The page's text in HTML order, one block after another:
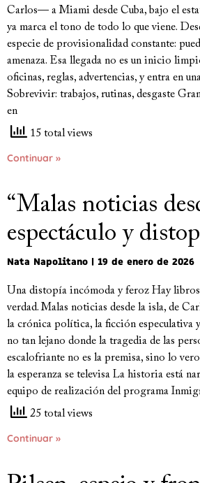
Carlos— a Miami desde Cuba, bajo el
ya marca el tono de todo lo que viene.
especie de provisionalidad constante:
amenaza. Esa llegada no es un inicio
oficinas, reglas, advertencias, y entra en
Sobrevivir: trabajos, rutinas, desgaste
en
15 total views
Continuar »
“Malas noticias
espectáculo y
Nata Napolitano 19 de enero de 2026
Una distopía incómoda y feroz Hay libros
verdad. Malas noticias desde la isla, de
la crónica política, la ficción especulativa
no tan lejano donde la tragedia de las
escalofriante no es la premisa, sino lo
la esperanza se televisa La historia está
equipo de realización del programa
25 total views
Continuar »